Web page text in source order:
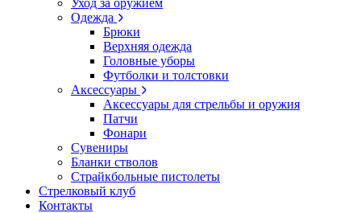
Уход за оружием
Одежда
Брюки
Верхняя одежда
Головные уборы
Футболки и толстовки
Аксессуары
Аксессуары для стрельбы и оружия
Патчи
Фонари
Сувениры
Бланки стволов
Страйкбольные пистолеты
Стрелковый клуб
Контакты